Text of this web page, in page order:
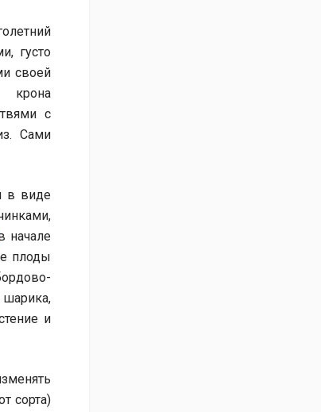
густо
своей
с
Сами
в виде
начале
плоды
шарика,
и
сорта)